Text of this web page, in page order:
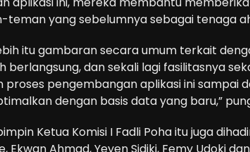
teman yang sebelumnya sebagai tenaga
itu gambaran secara umum terkait
berlangsung, dan sekali lagi fasilitasnya
proses pengembangan aplikasi ini sampai
dengan basis data yang baru,”
Ketua Komisi I Fadli Poha itu juga